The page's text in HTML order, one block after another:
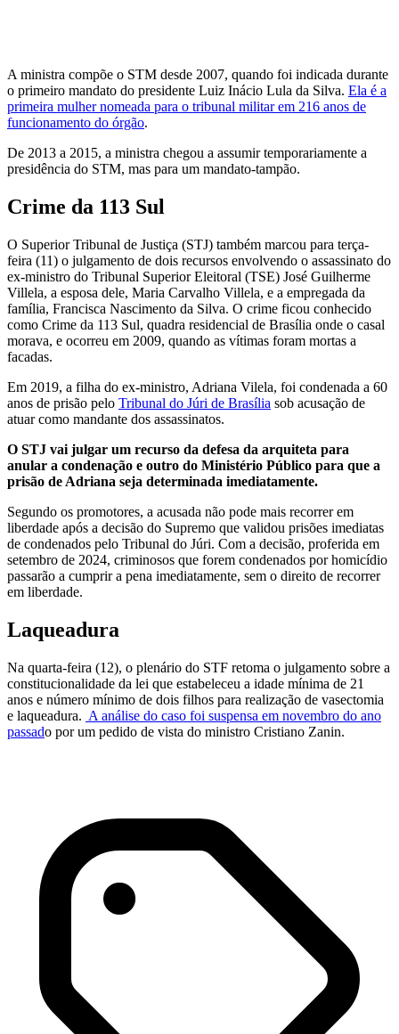
A ministra compõe o STM desde 2007, quando foi indicada durante
o primeiro mandato do presidente Luiz Inácio Lula da Silva. Ela é a
primeira mulher nomeada para o tribunal militar em 216 anos de
funcionamento do órgão.
De 2013 a 2015, a ministra chegou a assumir temporariamente a
presidência do STM, mas para um mandato-tampão.
Crime da 113 Sul
O Superior Tribunal de Justiça (STJ) também marcou para terça-
feira (11) o julgamento de dois recursos envolvendo o assassinato do
ex-ministro do Tribunal Superior Eleitoral (TSE) José Guilherme
Villela, a esposa dele, Maria Carvalho Villela, e a empregada da
família, Francisca Nascimento da Silva. O crime ficou conhecido
como Crime da 113 Sul, quadra residencial de Brasília onde o casal
morava, e ocorreu em 2009, quando as vítimas foram mortas a
facadas.
Em 2019, a filha do ex-ministro, Adriana Vilela, foi condenada a 60
anos de prisão pelo Tribunal do Júri de Brasília sob acusação de
atuar como mandante dos assassinatos.
O STJ vai julgar um recurso da defesa da arquiteta para
anular a condenação e outro do Ministério Público para que a
prisão de Adriana seja determinada imediatamente.
Segundo os promotores, a acusada não pode mais recorrer em
liberdade após a decisão do Supremo que validou prisões imediatas
de condenados pelo Tribunal do Júri. Com a decisão, proferida em
setembro de 2024, criminosos que forem condenados por homicídio
passarão a cumprir a pena imediatamente, sem o direito de recorrer
em liberdade.
Laqueadura
Na quarta-feira (12), o plenário do STF retoma o julgamento sobre a
constitucionalidade da lei que estabeleceu a idade mínima de 21
anos e número mínimo de dois filhos para realização de vasectomia
e laqueadura. A análise do caso foi suspensa em novembro do ano
passado por um pedido de vista do ministro Cristiano Zanin.